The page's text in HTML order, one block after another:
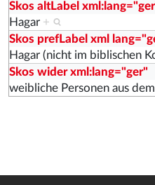
Skos altLabel
Hagar +
Skos prefLabel xml
Hagar (nicht im biblischen
Skos wider xml:lang="ger"
weibliche Personen aus